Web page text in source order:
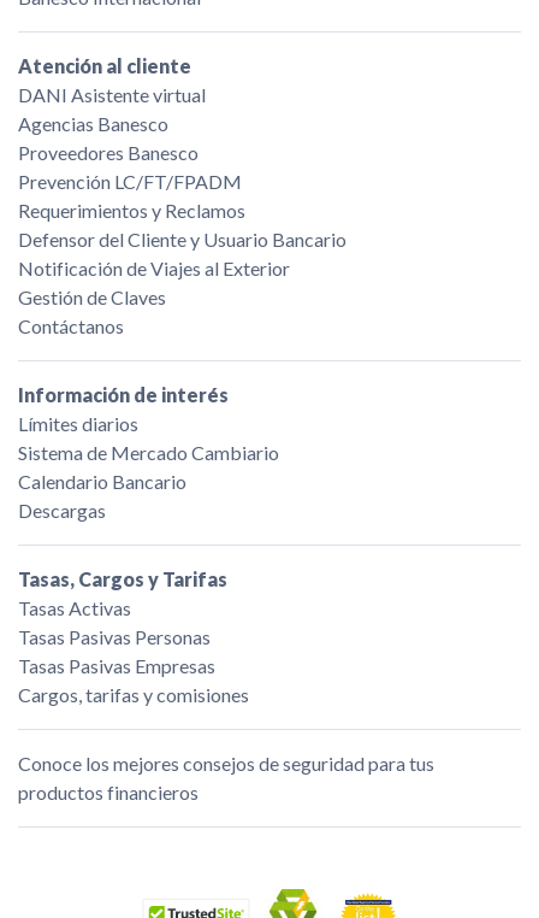
Atención al cliente
DANI Asistente virtual
Agencias Banesco
Proveedores Banesco
Prevención LC/FT/FPADM
Requerimientos y Reclamos
Defensor del Cliente y Usuario Bancario
Notificación de Viajes al Exterior
Gestión de Claves
Contáctanos
Información de interés
Límites diarios
Sistema de Mercado Cambiario
Calendario Bancario
Descargas
Tasas, Cargos y Tarifas
Tasas Activas
Tasas Pasivas Personas
Tasas Pasivas Empresas
Cargos, tarifas y comisiones
Conoce los mejores consejos de seguridad para tus
productos financieros